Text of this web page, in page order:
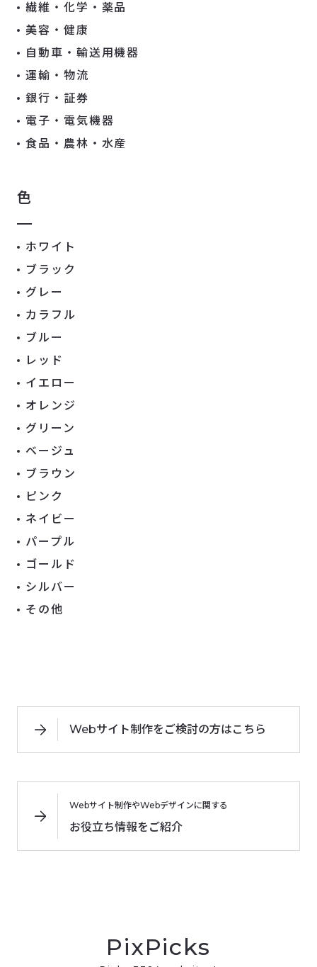
繊維・化学・薬品
美容・健康
自動車・輸送用機器
運輸・物流
銀行・証券
電子・電気機器
食品・農林・水産
色
ホワイト
ブラック
グレー
カラフル
ブルー
レッド
イエロー
オレンジ
グリーン
ベージュ
ブラウン
ピンク
ネイビー
パープル
ゴールド
シルバー
その他
Webサイト制作をご検討の方はこちら
Webサイト制作やWebデザインに関する
お役立ち情報をご紹介
PixPicks